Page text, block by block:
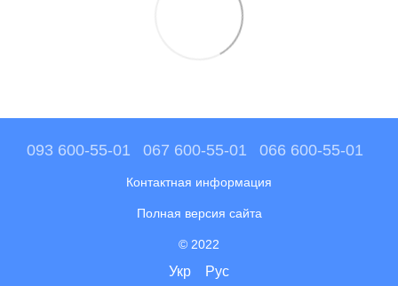
093 600-55-01 067 600-55-01 066 600-55-01
Контактная информация
Полная версия сайта
© 2022
Укр Рус